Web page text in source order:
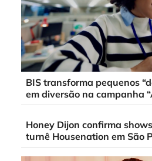
BIS transforma pequenos
em diversão na campanha
Honey Dijon confirma
turnê Housenation em São